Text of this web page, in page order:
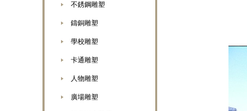
不銹鋼雕塑
鑄銅雕塑
學校雕塑
卡通雕塑
人物雕塑
廣場雕塑